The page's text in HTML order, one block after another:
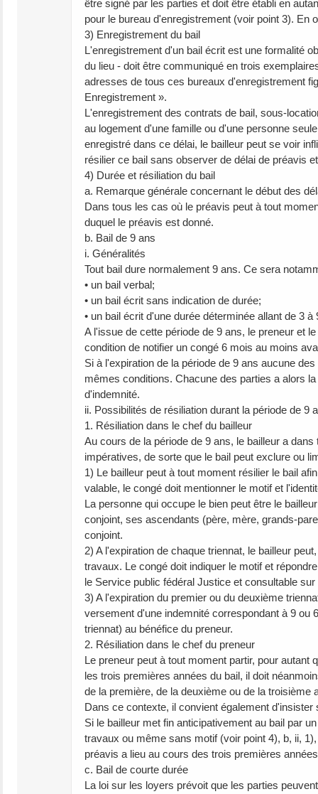
être signé par les parties et doit être établi en
pour le bureau d'enregistrement (voir point 3). En
3) Enregistrement du bail
L'enregistrement d'un bail écrit est une formalité
du lieu - doit être communiqué en trois
adresses de tous ces bureaux d'enregistrement
Enregistrement ».
L'enregistrement des contrats de bail, sous-
au logement d'une famille ou d'une personne
enregistré dans ce délai, le bailleur peut se voir
résilier ce bail sans observer de délai de préavis
4) Durée et résiliation du bail
a. Remarque générale concernant le début des
Dans tous les cas où le préavis peut à tout
duquel le préavis est donné.
b. Bail de 9 ans
i. Généralités
Tout bail dure normalement 9 ans. Ce sera
• un bail verbal;
• un bail écrit sans indication de durée;
• un bail écrit d'une durée déterminée allant de 3 à
A l'issue de cette période de 9 ans, le preneur et
condition de notifier un congé 6 mois au moins
Si à l'expiration de la période de 9 ans aucune
mêmes conditions. Chacune des parties a alors
d'indemnité.
ii. Possibilités de résiliation durant la période de 9
1. Résiliation dans le chef du bailleur
Au cours de la période de 9 ans, le bailleur a
impératives, de sorte que le bail peut exclure ou
1) Le bailleur peut à tout moment résilier le bail
valable, le congé doit mentionner le motif et
La personne qui occupe le bien peut être le
conjoint, ses ascendants (père, mère, grands-
conjoint.
2) A l'expiration de chaque triennat, le bailleur
travaux. Le congé doit indiquer le motif et
le Service public fédéral Justice et consultable
3) A l'expiration du premier ou du deuxième
versement d'une indemnité correspondant à 9 ou
triennat) au bénéfice du preneur.
2. Résiliation dans le chef du preneur
Le preneur peut à tout moment partir, pour
les trois premières années du bail, il doit
de la première, de la deuxième ou de la troisième
Dans ce contexte, il convient également
Si le bailleur met fin anticipativement au bail par
travaux ou même sans motif (voir point 4), b, ii,
préavis a lieu au cours des trois premières
c. Bail de courte durée
La loi sur les loyers prévoit que les parties